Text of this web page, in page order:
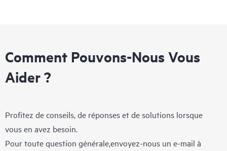
Comment Pouvons-Nous Vous
Aider ?
Profitez de conseils, de réponses et de solutions lorsque
vous en avez besoin.
Pour toute question générale,envoyez-nous un e-mail à